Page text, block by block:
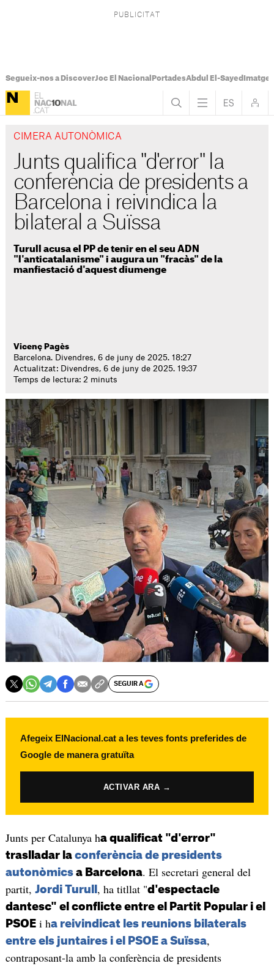
Segueix-nos a DiscoverJoc El Nacional PortadesAbdul El-Sayed
CIMERA AUTONÒMICA
Junts qualifica "d'error" la
conferència de presidents a
Barcelona i reivindica la
bilateral a Suïssa
Turull acusa el PP de tenir en el seu ADN
"l'anticatalanisme" i augura un "fracàs" de la
manfiestació d'aquest diumenge
Vicenç Pagès
Barcelona. Divendres, 6 de juny de 2025. 18:27
Actualitzat: Divendres, 6 de juny de 2025. 19:37
Temps de lectura: 2 minuts
SEGUIR A
Afegeix ElNacional.cat a les teves fonts preferides de
Google de manera gratuïta
ACTIVAR ARA →
Junts per Catalunya ha qualificat "d'error"
traslladar la conferència de presidents
autonòmicsa Barcelona. El secretari general del
partit, Jordi Turull , ha titllat "d'espectacle
dantesc" el conflicte entre el Partit Popular i el
PSOEi ha reivindicat les reunions bilaterals
entre els juntaires i el PSOE a Suïssa,
contraposant-la amb la conferència de presidents